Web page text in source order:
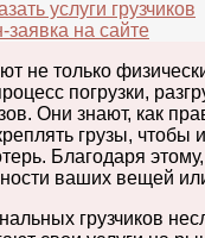
услуги грузчиков
на сайте
не только
погрузки,
Они знают, как
грузы, чтобы
Благодаря
ваших вещей
грузчиков